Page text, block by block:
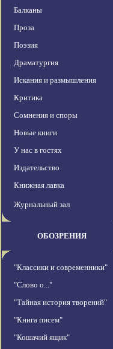
Балканы
Проза
Поэзия
Драматургия
Искания и размышления
Критика
Сомнения и споры
Новые книги
У нас в гостях
Издательство
Книжная лавка
Журнальный зал
ОБОЗРЕНИЯ
"Классики и современники"
"Слово о..."
"Тайная история творений"
"Книга писем"
"Кошачий ящик"